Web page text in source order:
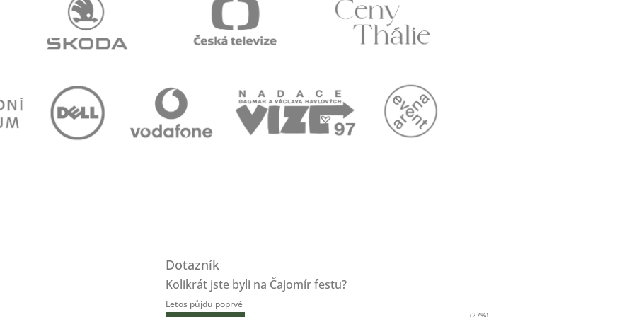
Dotazník
Kolikrát jste byli na Čajomír festu?
Letos půjdu poprvé